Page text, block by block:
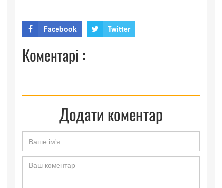
Facebook Twitter
Коментарі :
Додати коментар